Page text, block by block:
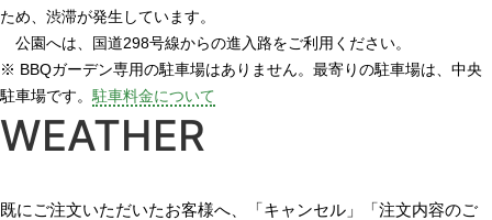
ため、渋滞が発生しています。
公園へは、国道298号線からの進入路をご利用ください。
※ BBQガーデン専用の駐車場はありません。最寄りの駐車場は、中央
駐車場です。 駐車料金について
WEATHER
既にご注文いただいたお客様へ、「キャンセル」「注文内容のご